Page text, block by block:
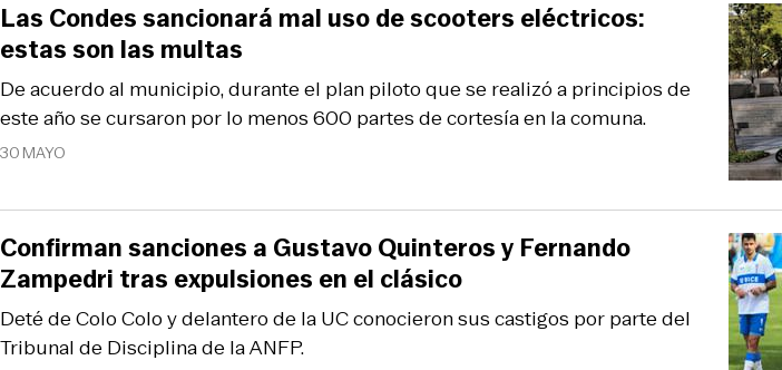
30 MAYO
De acuerdo al municipio, durante el plan piloto que se realizó a principios de
este año se cursaron por lo menos 600 partes de cortesía en la comuna.
Las Condes sancionará mal uso de scooters eléctricos:
estas son las multas
Deté de Colo Colo y delantero de la UC conocieron sus castigos por parte del
Tribunal de Disciplina de la ANFP.
Confirman sanciones a Gustavo Quinteros y Fernando
Zampedri tras expulsiones en el clásico